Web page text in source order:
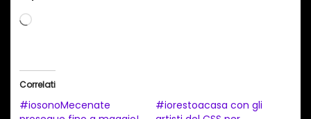
C
a
Correlati
#iosonoMecenate
#iorestoacasa con gli